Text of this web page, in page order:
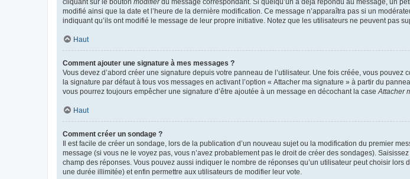
modifié ainsi que la date et l’heure de la dernière modification. Ce message n’apparaîtra pas si un
indiquant qu’ils ont modifié le message de leur propre initiative. Notez que les utilisateurs ne peuvent pas
Haut
Comment ajouter une signature à mes messages ?
Vous devez d’abord créer une signature depuis votre panneau de l’utilisateur. Une fois créée, vous pouvez
la signature par défaut à tous vos messages en activant l’option « Attacher ma signature » à partir du
vous pourrez toujours empêcher une signature d’être ajoutée à un message en décochant la case Attacher
Haut
Comment créer un sondage ?
Il est facile de créer un sondage, lors de la publication d’un nouveau sujet ou la modification du premier
message (si vous ne le voyez pas, vous n’avez probablement pas le droit de créer des sondages).
champ des réponses. Vous pouvez aussi indiquer le nombre de réponses qu’un utilisateur peut choisir
une durée illimitée) et enfin permettre aux utilisateurs de modifier leur vote.